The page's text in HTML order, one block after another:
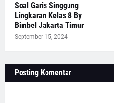
Soal Garis Singgung
Lingkaran Kelas 8 By
Bimbel Jakarta Timur
September 15, 2024
Posting Komentar